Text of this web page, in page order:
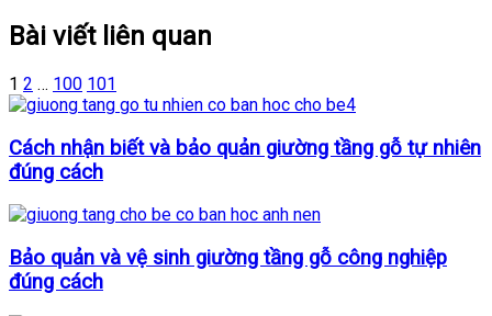
Bài viết liên quan
1 2 … 100 101
Cách nhận biết và bảo quản giường tầng gỗ tự nhiên
đúng cách
Bảo quản và vệ sinh giường tầng gỗ công nghiệp
đúng cách